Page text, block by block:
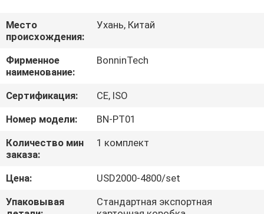
О
НАС
ПУТЕШЕСТВИЕ
ФАБРИКИ
ПРОВЕРКА
КАЧЕСТВА
СВЯЖИТЕСЬ
Место
происхождения:
Ухань, Китай
Фирменное
наименование:
BonninTech
Сертификация:
CE, ISO
Номер модели:
BN-PT01
Количество мин
заказа:
1 комплект
Цена:
USD2000-4800/set
Упаковывая
Стандартная экспортная